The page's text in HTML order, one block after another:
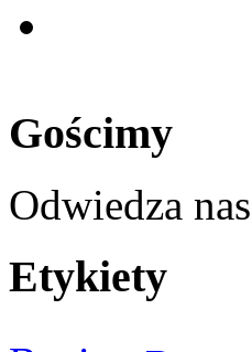
Gościmy
Odwiedza
Etykiety